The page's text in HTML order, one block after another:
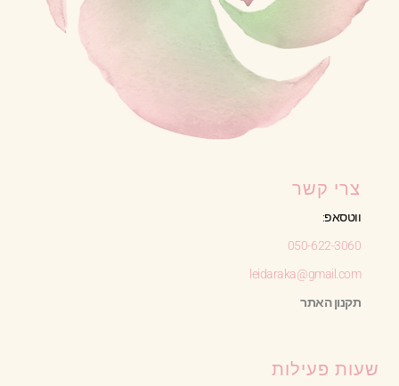
צרי קשר
ווטסאפ:
050-622-3060
leidaraka@gmail.com
תקנון האתר
שעות פעילות